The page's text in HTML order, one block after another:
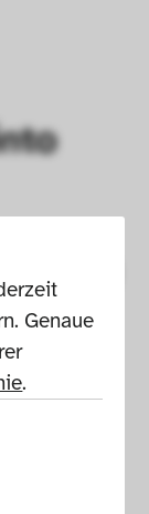
Genaue
Informationen finden Sie in unserer
.